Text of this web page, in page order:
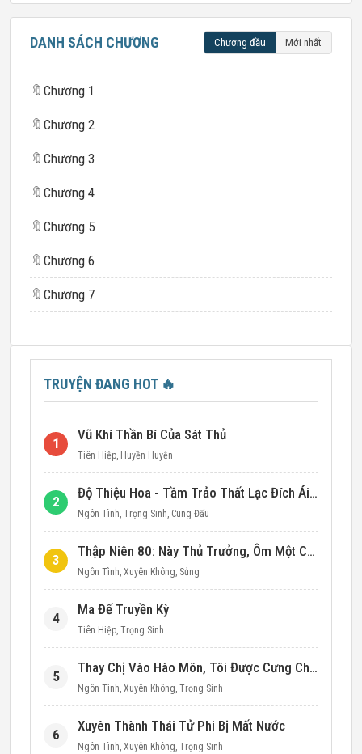
DANH SÁCH CHƯƠNG Chương đầu Mới nhất
🔖 Chương 1
🔖 Chương 2
🔖 Chương 3
🔖 Chương 4
🔖 Chương 5
🔖 Chương 6
🔖 Chương 7
TRUYỆN ĐANG HOT 🔥
1
Vũ Khí Thần Bí Của Sát Thủ
Tiên Hiệp, Huyền Huyễn
2
Độ Thiệu Hoa - Tầm Trảo Thất Lạc Đích Ái Tình
Ngôn Tình, Trọng Sinh, Cung Đấu
3
Thập Niên 80: Này Thủ Trưởng, Ôm Một Cái Đi!
Ngôn Tình, Xuyên Không, Sủng
4
Ma Đế Truyền Kỳ
Tiên Hiệp, Trọng Sinh
5
Thay Chị Vào Hào Môn, Tôi Được Cưng Chiều Hết Mực (Thập Niên 90)
Ngôn Tình, Xuyên Không, Trọng Sinh
6
Xuyên Thành Thái Tử Phi Bị Mất Nước
Ngôn Tình, Xuyên Không, Trọng Sinh